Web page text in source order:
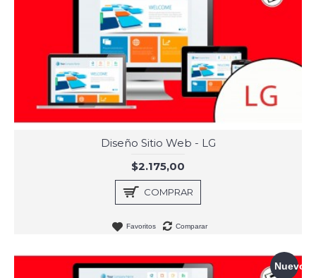
Diseño Sitio Web - LG
$2.175,00
COMPRAR
Favoritos Comparar
Nuevo